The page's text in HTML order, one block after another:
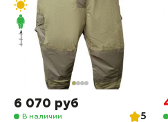
6 070 руб
В наличии
5